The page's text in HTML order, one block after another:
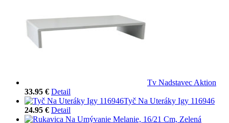
Tv Nadstavec Aktion
33.95 € Detail
Tyč Na Uteráky Igy 116946
24.95 € Detail